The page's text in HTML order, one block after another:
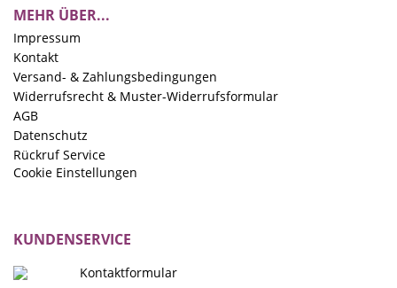
MEHR ÜBER...
Impressum
Kontakt
Versand- & Zahlungsbedingungen
Widerrufsrecht & Muster-Widerrufsformular
AGB
Datenschutz
Rückruf Service
Cookie Einstellungen
KUNDENSERVICE
Kontaktformular